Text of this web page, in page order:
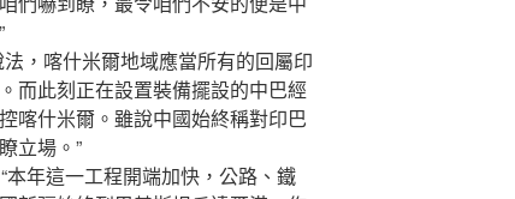
，喀什米爾地域應當所有的回屬印
而此刻正在設置裝備擺設的中巴經
喀什米爾。雖說中國始終稱對印巴
立場。”
年這一工程開端加快，公路、鐵